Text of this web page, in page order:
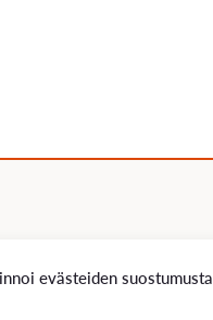
evästeiden suostumusta